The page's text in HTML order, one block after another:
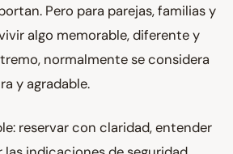
Pero para parejas, familias y
algo memorable, diferente y
normalmente se considera
y agradable.
reservar con claridad, entender